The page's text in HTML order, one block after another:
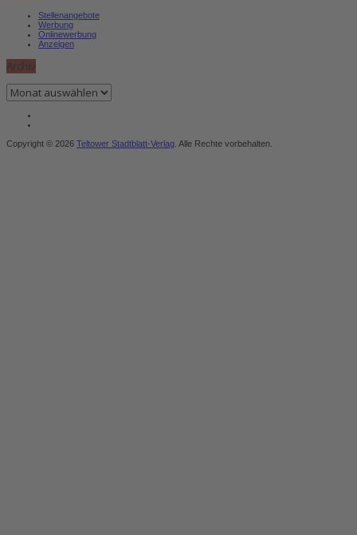
Stellenangebote
Werbung
Onlinewerbung
Anzeigen
Archiv
Archiv
Copyright © 2026 Teltower Stadtblatt-Verlag . Alle Rechte vorbehalten.